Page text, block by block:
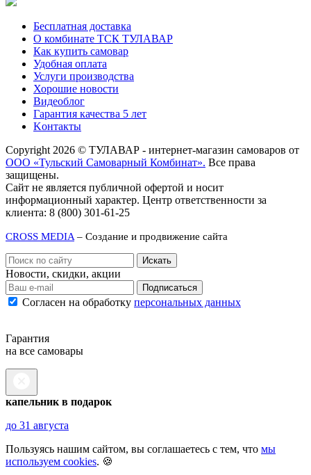
Бесплатная доставка
О комбинате ТСК ТУЛАВАР
Как купить самовар
Удобная оплата
Услуги производства
Хорошие новости
Видеоблог
Гарантия качества 5 лет
Kонтакты
Copyright 2026 © ТУЛАВАР - интернет-магазин самоваров от
ООО «Тульский Самоварный Комбинат». Все права
защищены.
Сайт не является публичной офертой и носит
информационный характер. Центр ответственности за
клиента: 8 (800) 301-61-25
CROSS MEDIA – Создание и продвижение сайта
Новости, скидки, акции
Подписаться
Согласен на обработку персональных данных
Гарантия
на все самовары
капельник в подарок
до 31 августа
Пользуясь нашим сайтом, вы соглашаетесь с тем, что мы
используем cookies. 🍪